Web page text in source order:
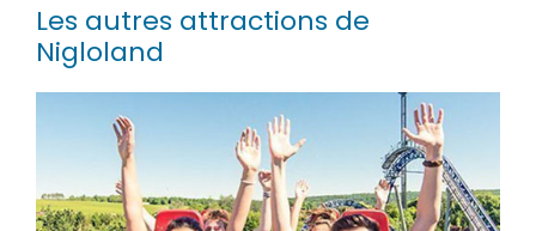
Les autres attractions de
Nigloland